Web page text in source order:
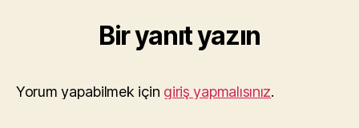
Bir yanıt yazın
Yorum yapabilmek için giriş yapmalısınız.